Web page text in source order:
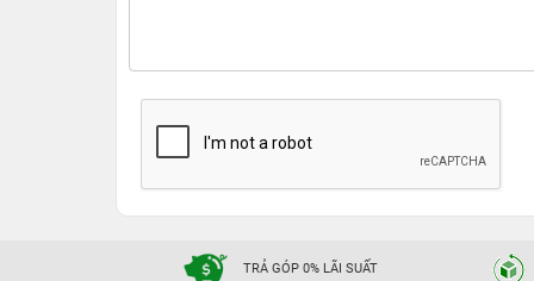
TRẢ GÓP 0% LÃI SUẤT